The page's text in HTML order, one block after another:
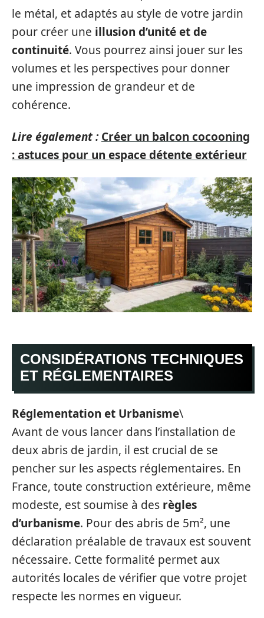
le métal, et adaptés au style de votre jardin
pour créer une illusion d’unité et de
continuité. Vous pourrez ainsi jouer sur les
volumes et les perspectives pour donner
une impression de grandeur et de
cohérence.
Lire également : Créer un balcon cocooning
: astuces pour un espace détente extérieur
CONSIDÉRATIONS TECHNIQUES
ET RÉGLEMENTAIRES
Réglementation et Urbanisme\
Avant de vous lancer dans l’installation de
deux abris de jardin, il est crucial de se
pencher sur les aspects réglementaires. En
France, toute construction extérieure, même
modeste, est soumise à des règles
d’urbanisme. Pour des abris de 5m², une
déclaration préalable de travaux est souvent
nécessaire. Cette formalité permet aux
autorités locales de vérifier que votre projet
respecte les normes en vigueur.